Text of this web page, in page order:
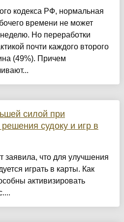
кодекса РФ, нормальная
времени не может
Но переработки
почти каждого второго
(49%). Причем
силой при
судоку и игр в
заявила, что для улучшения
играть в карты. Как
активизировать